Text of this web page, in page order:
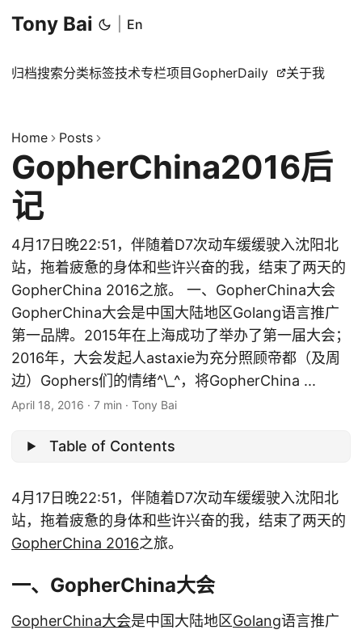
Tony Bai En
归档搜索分类标签技术专栏项目 GopherDaily 关于我
Home Posts
GopherChina2016后
记
4月17日晚22:51，伴随着D7次动车缓缓驶入沈阳北
站，拖着疲惫的身体和些许兴奋的我，结束了两天的
GopherChina 2016之旅。 一、GopherChina大会
GopherChina大会是中国大陆地区Golang语言推广
第一品牌。2015年在上海成功了举办了第一届大会；
2016年，大会发起人astaxie为充分照顾帝都（及周
边）Gophers们的情绪^\_^，将GopherChina ...
April 18, 2016 · 7 min · Tony Bai
Table of Contents
4月17日晚22:51，伴随着D7次动车缓缓驶入沈阳北
站，拖着疲惫的身体和些许兴奋的我，结束了两天的
GopherChina 2016之旅。
一、GopherChina大会
GopherChina大会是中国大陆地区Golang语言推广